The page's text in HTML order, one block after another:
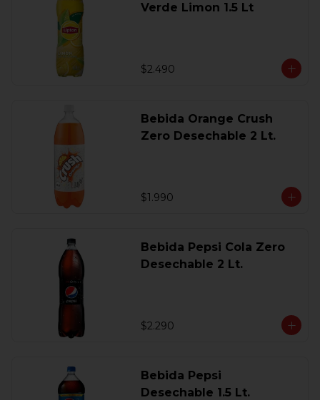
Verde Limon 1.5 Lt
$2.490
Bebida Orange Crush
Zero Desechable 2 Lt.
$1.990
Bebida Pepsi Cola Zero
Desechable 2 Lt.
$2.290
Bebida Pepsi
Desechable 1.5 Lt.